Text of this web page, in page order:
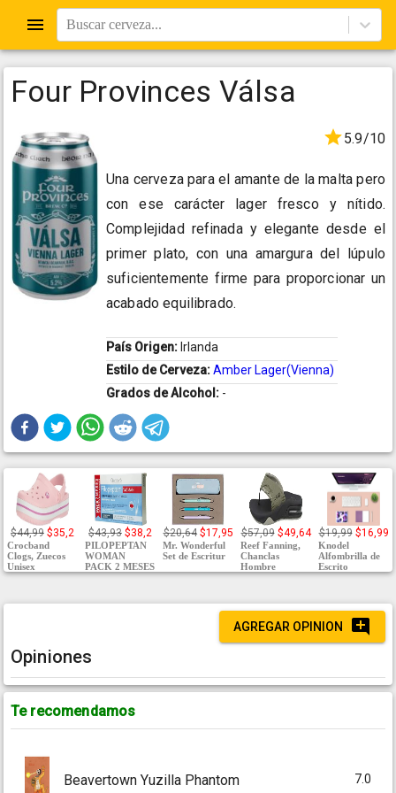
Buscar cerveza...
Four Provinces Válsa
5.9/10
Una cerveza para el amante de la malta pero
con ese carácter lager fresco y nítido.
Complejidad refinada y elegante desde el
primer plato, con una amargura del lúpulo
suficientemente firme para proporcionar un
acabado equilibrado.
País Origen: Irlanda
Estilo de Cerveza:Amber Lager(Vienna)
Grados de Alcohol: -
$44,99 $35,2
Crocband
Clogs, Zuecos
Unisex
$43,93 $38,2
PILOPEPTAN
WOMAN
PACK 2 MESES
$20,64 $17,95
Mr. Wonderful
Set de Escritur
$57,09 $49,64
Reef Fanning,
Chanclas
Hombre
$19,99 $16,99
Knodel
Alfombrilla de
Escrito
AGREGAR OPINION
Opiniones
Te recomendamos
Beavertown Yuzilla Phantom 7.0